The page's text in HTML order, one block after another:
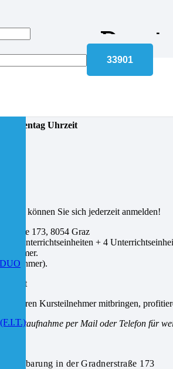
Wochentag Uhrzeit
hat, können Sie sich jederzeit anmelden!
173, 8054 Graz
2 Unterrichtseinheiten + 4
Monat
weiteren Kursteilnehmer mitbringen,
per Mail oder Telefon für
in der Gradnerstraße 173